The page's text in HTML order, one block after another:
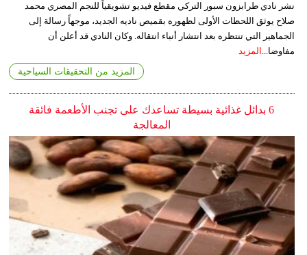
نشر نادي طرابزون سبور التركي مقطع فيديو تشويقياً للنجم المصري محمد
صلاح يوثق اللحظات الأولى لظهوره بقميص ناديه الجديد، موجهاً رسالة إلى
الجماهير التي تنتظره بعد انتشار أنباء انتقاله. وكان النادي قد أعلن أن
مفاوضا... المزيد
المزيد من التحقيقات السياحية
6 بدائل غذائية بسيطة تساعدك على تجنب الأطعمة فائقة
المعالجة